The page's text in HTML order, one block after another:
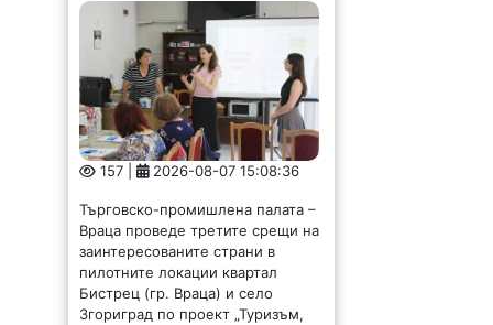
157 | 2026-08-07 15:08:36
Търговско-промишлена палата –
Враца проведе третите срещи на
заинтересованите страни в
пилотните локации квартал
Бистрец (гр. Враца) и село
Згориград по проект „Туризъм,